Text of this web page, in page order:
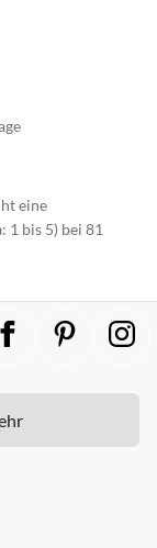
eine
1 bis 5) bei 81